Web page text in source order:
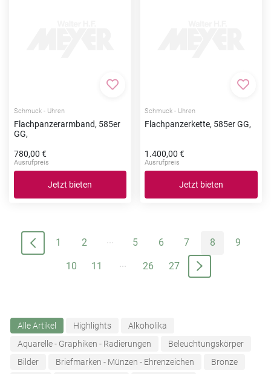
Zur Merkliste hinzufügen
Schmuck - Uhren
Flachpanzerarmband, 585er
GG,
780,00 €
Ausrufpreis
Jetzt bieten
Zur
Schmuck - Uhren
Flachpanzerkette, 585er GG,
1.400,00 €
Ausrufpreis
Jetzt bieten
1 2 ... 5 6 7 8 9
10 11 26 27
Alle Artikel Highlights
Alkoholika
Aquarelle - Graphiken - Radierungen
Beleuchtungskörper
Bilder
Briefmarken - Münzen - Ehrenzeichen
Bronze